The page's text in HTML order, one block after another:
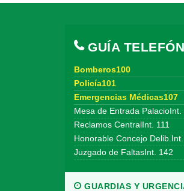
GUÍA
Bomberos100
Policía101
Emergencias Médicas107
Mesa de Entrada PalacioInt.
Reclamos CentralInt. 111
Honorable Concejo
Juzgado de FaltasInt. 142
GUARDIAS Y